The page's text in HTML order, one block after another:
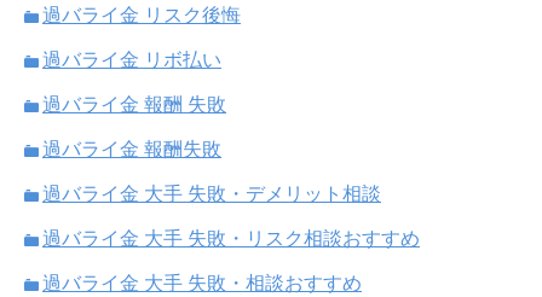
過バライ金 リスク後悔
過バライ金 リボ払い
過バライ金 報酬 失敗
過バライ金 報酬失敗
過バライ金 大手 失敗・デメリット相談
過バライ金 大手 失敗・リスク相談おすすめ
過バライ金 大手 失敗・相談おすすめ